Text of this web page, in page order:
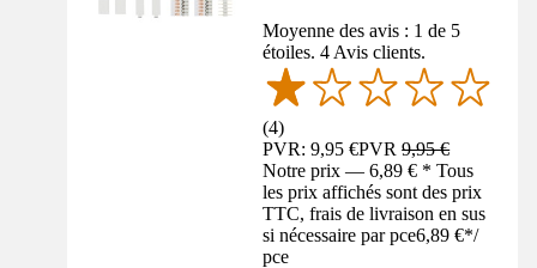
Moyenne des avis : 1 de 5
étoiles. 4 Avis clients.
(4)
PVR: 9,95 €PVR9,95 €
Notre prix — 6,89 € * Tous
les prix affichés sont des prix
TTC, frais de livraison en sus
si nécessaire par pce6,89 €*/
pce